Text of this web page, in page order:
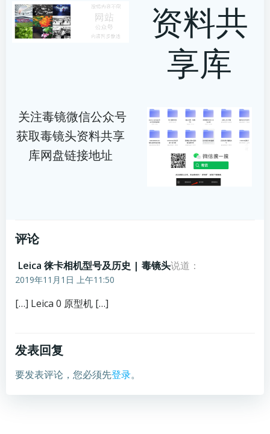
资料共
享库
关注毒镜微信公众号
获取毒镜头资料共享
库网盘链接地址
评论
Leica 徕卡相机型号及历史 | 毒镜头说道：
2019年11月1日 上午11:50
[…] Leica 0 原型机 […]
发表回复
要发表评论，您必须先登录。